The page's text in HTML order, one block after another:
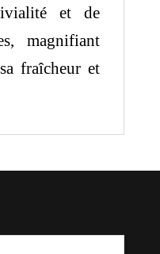
et de
magnifiant
fraîcheur et